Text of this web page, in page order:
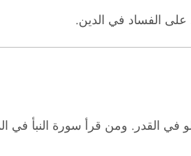
على الفساد في الدين.
في القدر. ومن قرأ سورة النبأ